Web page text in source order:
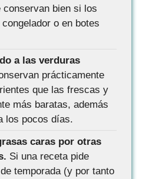
bien si los
o en botes
a las verduras
prácticamente
que las frescas y
más baratas, además
los pocos días.
caras por otras
Si una receta pide
temporada (y por tanto